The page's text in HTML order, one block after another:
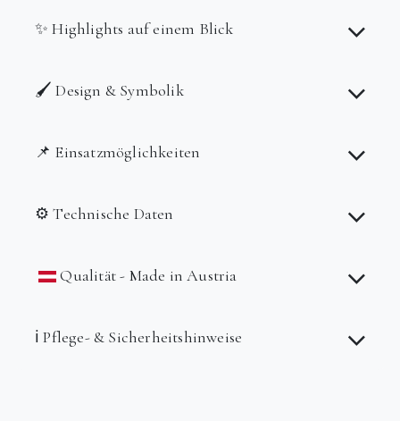
✨ Highlights auf einem Blick
🖌️ Design & Symbolik
📌 Einsatzmöglichkeiten
⚙️ Technische Daten
Qualität - Made in Austria
ℹ️ Pflege- & Sicherheitshinweise